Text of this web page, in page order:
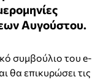
Αυγούστου.
συμβούλιο του e-
θα επικυρώσει τις